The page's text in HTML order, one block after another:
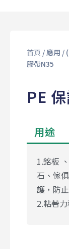
首頁 /應用 /
膠帶N35
PE
用途
1.銘板
石、傢
護，防
2.粘著